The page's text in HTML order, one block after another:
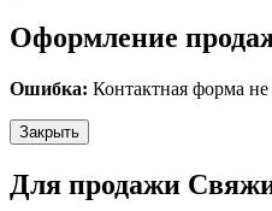
Оформление
Ошибка: Контактная форма не
Закрыть
Для продажи